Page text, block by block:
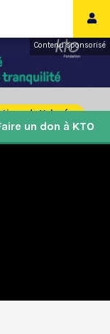
Contenu sponsorisé
de Valpré
un don à KTO